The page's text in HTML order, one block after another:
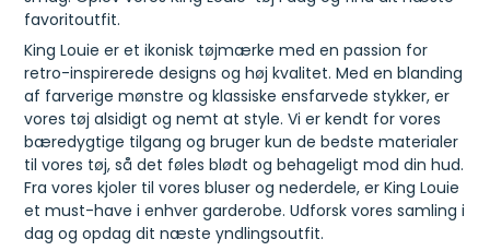
favoritoutfit.
King Louie er et ikonisk tøjmærke med en passion for
retro-inspirerede designs og høj kvalitet. Med en blanding
af farverige mønstre og klassiske ensfarvede stykker, er
vores tøj alsidigt og nemt at style. Vi er kendt for vores
bæredygtige tilgang og bruger kun de bedste materialer
til vores tøj, så det føles blødt og behageligt mod din hud.
Fra vores kjoler til vores bluser og nederdele, er King Louie
et must-have i enhver garderobe. Udforsk vores samling i
dag og opdag dit næste yndlingsoutfit.